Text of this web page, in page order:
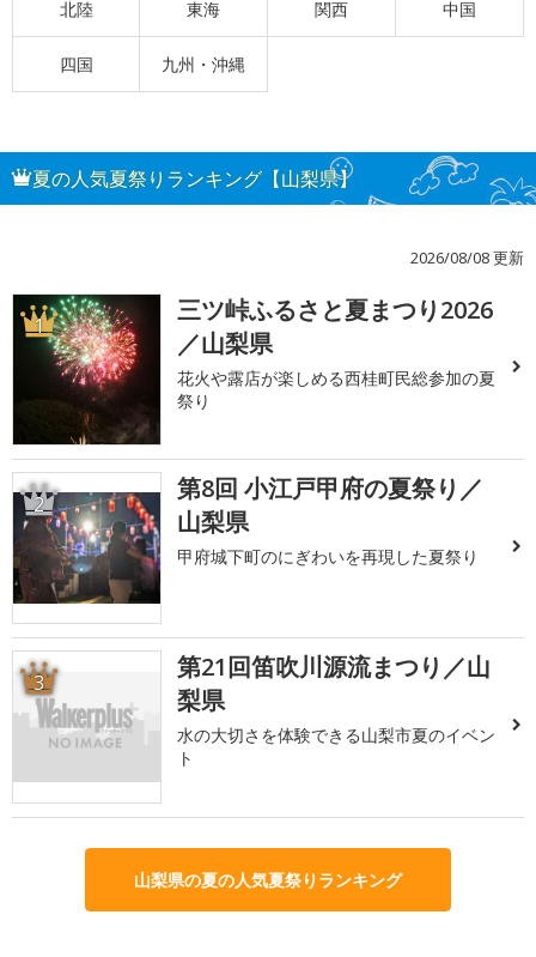
北陸 東海 関西 中国
四国 九州・沖縄
夏の人気夏祭りランキング【山梨県】
2026/08/08 更新
1
三ツ峠ふるさと夏まつり2026
／山梨県
花火や露店が楽しめる西桂町民総参加の夏
祭り
2
第8回 小江戸甲府の夏祭り／
山梨県
甲府城下町のにぎわいを再現した夏祭り
3
第21回笛吹川源流まつり／山
梨県
水の大切さを体験できる山梨市夏のイベン
ト
山梨県の夏の人気夏祭りランキング